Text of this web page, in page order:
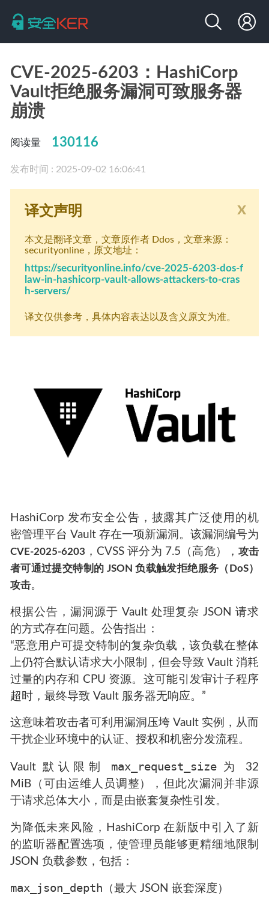
CVE-2025-6203：HashiCorp
Vault拒绝服务漏洞可致服务器
崩溃
阅读量 130116
发布时间 : 2025-09-02 16:06:41
x
译文声明
本文是翻译文章，文章原作者 Ddos，文章来源：
securityonline，原文地址：
https://securityonline.info/cve-2025-6203-dos-f
law-in-hashicorp-vault-allows-attackers-to-cras
h-servers/
译文仅供参考，具体内容表达以及含义原文为准。
HashiCorp 发布安全公告，披露其广泛使用的机
密管理平台 Vault 存在一项新漏洞。该漏洞编号为
CVE-2025-6203 ，CVSS 评分为 7.5（高危），攻击
者可通过提交特制的 JSON 负载触发拒绝服务（DoS）
攻击。
根据公告，漏洞源于 Vault 处理复杂 JSON 请求
的方式存在问题。公告指出：
“恶意用户可提交特制的复杂负载，该负载在整体
上仍符合默认请求大小限制，但会导致 Vault 消耗
过量的内存和 CPU 资源。这可能引发审计子程序
超时，最终导致 Vault 服务器无响应。”
这意味着攻击者可利用漏洞压垮 Vault 实例，从而
干扰企业环境中的认证、授权和机密分发流程。
Vault 默认限制 max_request_size为 32
MiB（可由运维人员调整），但此次漏洞并非源
于请求总体大小，而是由嵌套复杂性引发。
为降低未来风险，HashiCorp 在新版中引入了新
的监听器配置选项，使管理员能够更精细地限制
JSON 负载参数，包括：
max_json_depth （最大 JSON 嵌套深度）